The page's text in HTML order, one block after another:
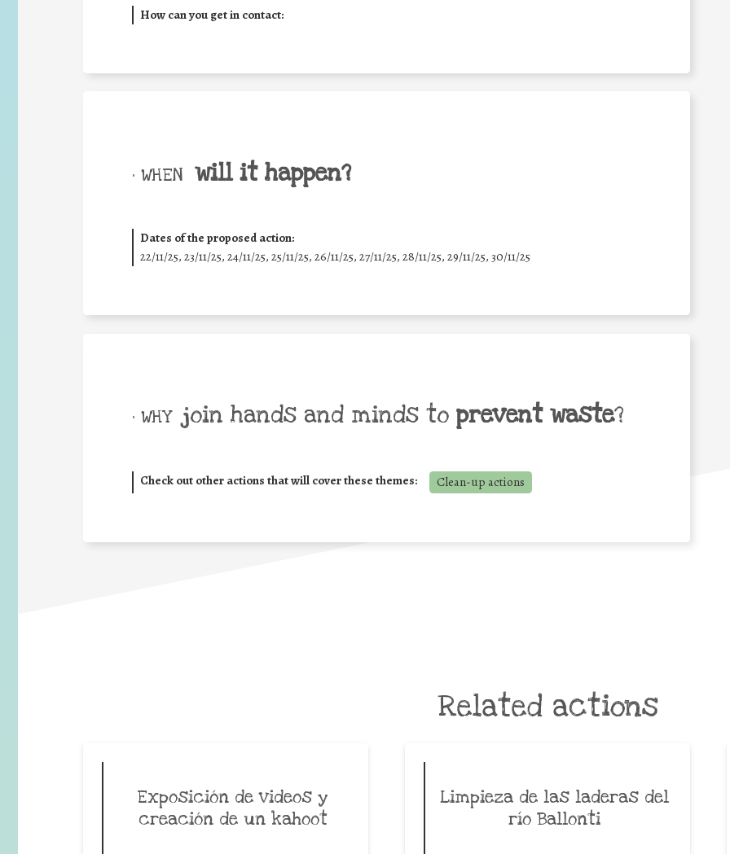
How can you get in contact:
• WHEN will it happen?
Dates of the proposed action:
22/11/25, 23/11/25, 24/11/25, 25/11/25, 26/11/25, 27/11/25, 28/11/25, 29/11/25, 30/11/25
• WHY join hands and minds to prevent waste?
Check out other actions that will cover these themes: Clean-up actions
Related actions
Exposición de videos y
creación de un kahoot
Limpieza de las laderas del
río Ballonti